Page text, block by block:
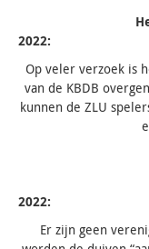
Op veler verzoek is
van de KBDB
kunnen de ZLU
Er zijn geen